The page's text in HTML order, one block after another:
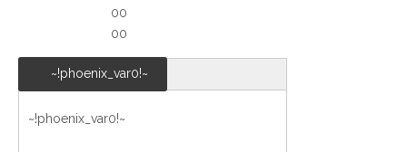
00
00
~!phoenix_var0!~
~!phoenix_var0!~